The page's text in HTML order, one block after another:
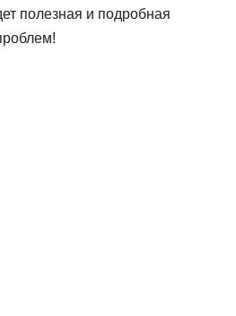
полезная и подробная